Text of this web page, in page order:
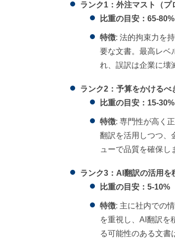
ランク1：外注マスト（プ
比重の目安：65-80%
特徴: 法的拘束力を
要な文書。最高レベ
れ、誤訳は企業に壊
ランク2：予算をかけるべ
比重の目安：15-30%
特徴: 専門性が高く
翻訳を活用しつつ、
ューで品質を確保し
ランク3：AI翻訳の活用を
比重の目安：5-10%
特徴: 主に社内での
を重視し、AI翻訳を
る可能性のある文書